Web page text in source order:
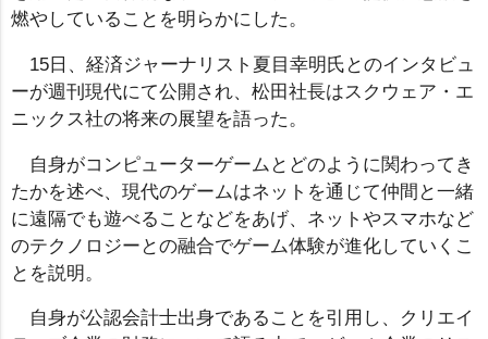
燃やしていることを明らかにした。
15日、経済ジャーナリスト夏目幸明氏とのインタビュ
ーが週刊現代にて公開され、松田社長はスクウェア・エ
ニックス社の将来の展望を語った。
自身がコンピューターゲームとどのように関わってき
たかを述べ、現代のゲームはネットを通じて仲間と一緒
に遠隔でも遊べることなどをあげ、ネットやスマホなど
のテクノロジーとの融合でゲーム体験が進化していくこ
とを説明。
自身が公認会計士出身であることを引用し、クリエイ